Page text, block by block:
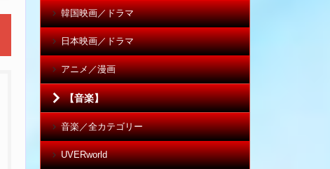
韓国映画／ドラマ
日本映画／ドラマ
アニメ／漫画
【音楽】
音楽／全カテゴリー
UVERworld